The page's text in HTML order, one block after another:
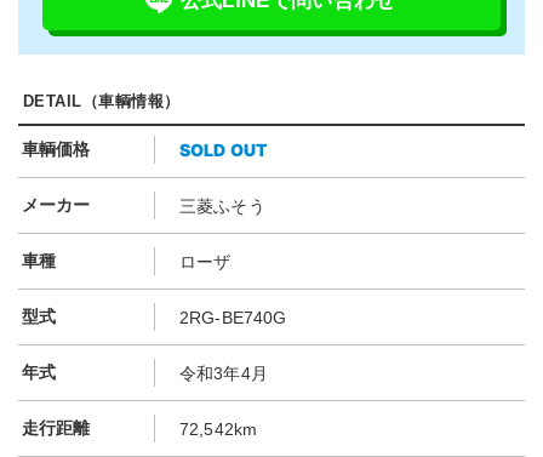
DETAIL（車輌情報）
車輌価格 SOLD OUT
メーカー 三菱ふそう
車種 ローザ
型式 2RG-BE740G
年式 令和3年4月
走行距離 72,542km